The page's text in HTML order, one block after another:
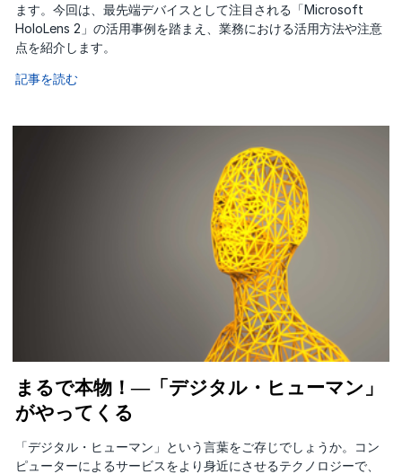
ます。今回は、最先端デバイスとして注目される「Microsoft
HoloLens 2」の活用事例を踏まえ、業務における活用方法や注意
点を紹介します。
記事を読む
まるで本物！―「デジタル・ヒューマン」
がやってくる
「デジタル・ヒューマン」という言葉をご存じでしょうか。コン
ピューターによるサービスをより身近にさせるテクノロジーで、